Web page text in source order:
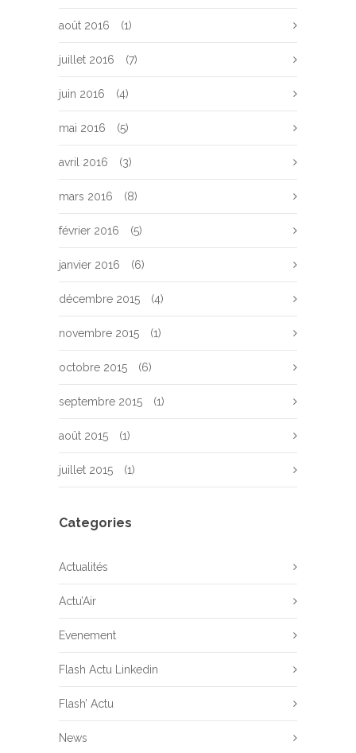
août 2016 (1)
juillet 2016 (7)
juin 2016 (4)
mai 2016 (5)
avril 2016 (3)
mars 2016 (8)
février 2016 (5)
janvier 2016 (6)
décembre 2015 (4)
novembre 2015 (1)
octobre 2015 (6)
septembre 2015 (1)
août 2015 (1)
juillet 2015 (1)
Categories
Actualités
Actu’Air
Evenement
Flash Actu Linkedin
Flash’ Actu
News